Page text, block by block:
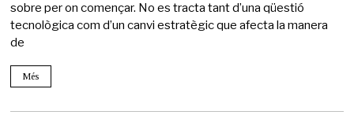
sobre per on començar. No es tracta tant d’una qüestió
tecnològica com d’un canvi estratègic que afecta la manera
de
Més